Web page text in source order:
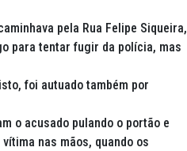
pela Rua Felipe Siqueira,
para tentar fugir da polícia, mas
foi autuado também por
o acusado pulando o portão e
nas mãos, quando os